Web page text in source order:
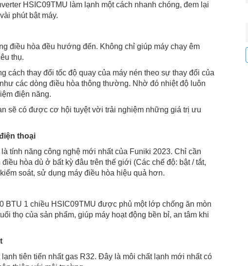
HSIC09TMU làm lạnh một cách nhanh chóng, đem lại
phút bật máy.
điều hòa đều hướng đến. Không chỉ giúp máy chạy êm
thụ.
cách thay đổi tốc độ quay của máy nén theo sự thay đổi của
các dòng điều hòa thông thường. Nhờ đó nhiệt độ luôn
điện năng.
sẽ có được cơ hội tuyệt vời trải nghiệm những giá trị ưu
thoại
tính năng công nghệ mới nhất của Funiki 2023. Chỉ cần
hòa dù ở bất kỳ đâu trên thế giới (Các chế độ: bật / tắt,
soát, sử dụng máy điều hòa hiệu quả hơn.
BTU 1 chiều HSIC09TMU được phủ một lớp chống ăn mòn
thọ của sản phẩm, giúp máy hoạt động bền bỉ, an tâm khi
tiên tiến nhất gas R32. Đây là môi chất lạnh mới nhất có